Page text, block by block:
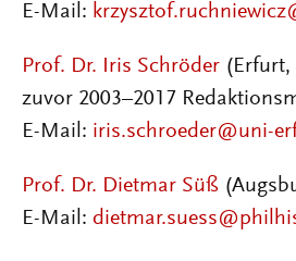
E-Mail:
Prof. Dr. Iris Schröder (Erfurt,
zuvor 2003–2017
E-Mail: iris.schroeder@uni-
Prof. Dr. Dietmar Süß
E-Mail: